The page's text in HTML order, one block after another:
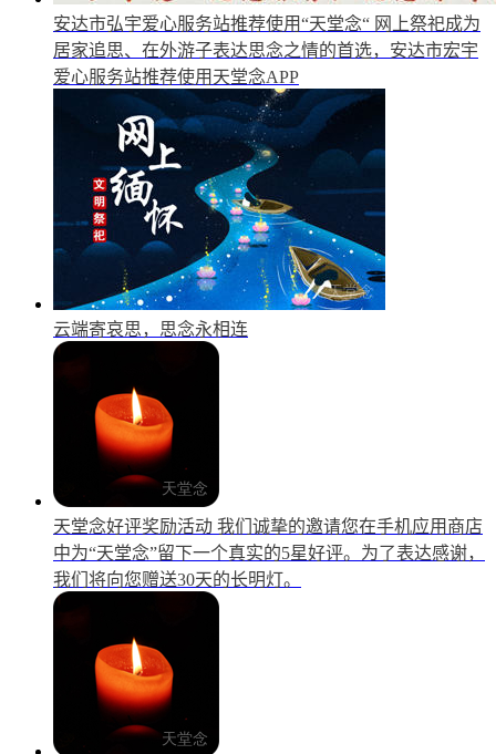
安达市弘宇爱心服务站推荐使用“天堂念“ 网上祭祀成为
居家追思、在外游子表达思念之情的首选，安达市宏宇
爱心服务站推荐使用天堂念APP
云端寄哀思，思念永相连
天堂念好评奖励活动 我们诚挚的邀请您在手机应用商店
中为“天堂念”留下一个真实的5星好评。为了表达感谢，
我们将向您赠送30天的长明灯。